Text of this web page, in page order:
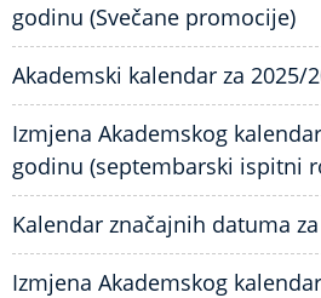
godinu (Svečane promocije)
Akademski kalendar za 2025/
Izmjena Akademskog
godinu (septembarski ispitni
Kalendar značajnih datuma
Izmjena Akademskog